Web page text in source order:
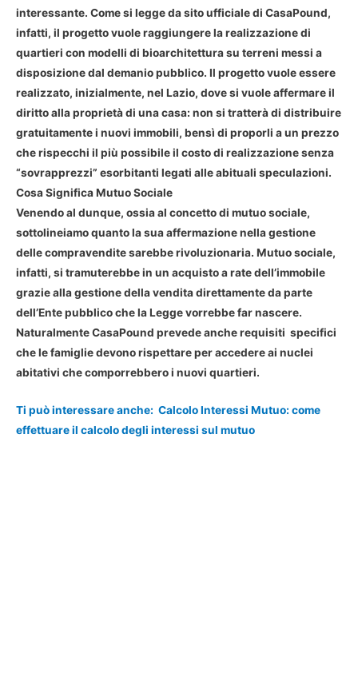
interessante. Come si legge da sito ufficiale di CasaPound,
infatti, il progetto vuole raggiungere la realizzazione di
quartieri con modelli di bioarchitettura su terreni messi a
disposizione dal demanio pubblico. Il progetto vuole essere
realizzato, inizialmente, nel Lazio, dove si vuole affermare il
diritto alla proprietà di una casa: non si tratterà di distribuire
gratuitamente i nuovi immobili, bensì di proporli a un prezzo
che rispecchi il più possibile il costo di realizzazione senza
“sovrapprezzi” esorbitanti legati alle abituali speculazioni.
Cosa Significa Mutuo Sociale
Venendo al dunque, ossia al concetto di mutuo sociale,
sottolineiamo quanto la sua affermazione nella gestione
delle compravendite sarebbe rivoluzionaria. Mutuo sociale,
infatti, si tramuterebbe in un acquisto a rate dell’immobile
grazie alla gestione della vendita direttamente da parte
dell’Ente pubblico che la Legge vorrebbe far nascere.
Naturalmente CasaPound prevede anche requisiti specifici
che le famiglie devono rispettare per accedere ai nuclei
abitativi che comporrebbero i nuovi quartieri.
Ti può interessare anche: Calcolo Interessi Mutuo: come
effettuare il calcolo degli interessi sul mutuo